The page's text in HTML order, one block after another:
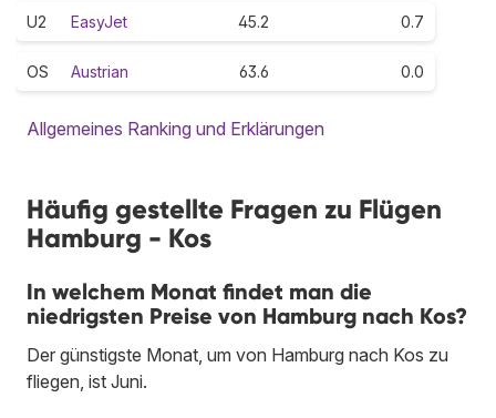
U2 EasyJet 45.2 0.7
OS Austrian 63.6 0.0
Allgemeines Ranking und Erklärungen
Häufig gestellte Fragen zu Flügen
Hamburg - Kos
In welchem Monat findet man die
niedrigsten Preise von Hamburg nach Kos?
Der günstigste Monat, um von Hamburg nach Kos zu
fliegen, ist Juni.